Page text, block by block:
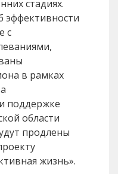
стадиях.
эффективности
с
в рамках
поддержке
области
продлены
жизнь».